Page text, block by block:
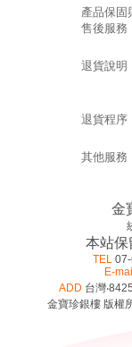
產品保固
售後服務
退貨說明
退貨程序
其他服務
金
本站保
TEL
E-
ADD 台灣
金寶珍銀樓 版權